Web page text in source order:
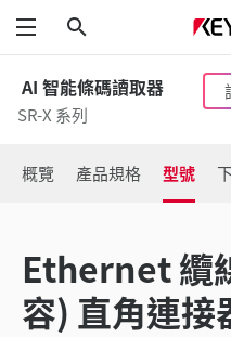
功能表
AI 智能條碼讀取器
SR-X 系列
概覽 產品規格 型號
Ethernet 纜
容) 直角連接